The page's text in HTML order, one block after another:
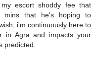
escort shoddy fee that
mins that he's hoping to
i'm continuously here to
in Agra and impacts your
predicted.